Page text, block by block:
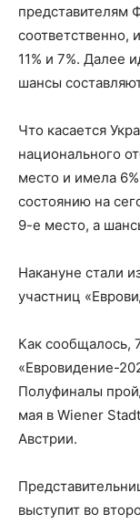
представителям
соответственно,
11% и 7%. Далее
шансы
Что касается
национального
место и имела
состоянию на
9-е место, а
Накануне стали
участниц
Как сообщалось,
«Евровидение-
Полуфиналы
мая в Wiener
Австрии.
выступит во